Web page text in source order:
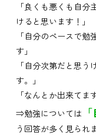
「良くも悪くも自
けると思います！」
「自分のペースで
す」
「自分次第だと思
す。」
「なんとか出来てます
⇒勉強については
う回答が多く見られ